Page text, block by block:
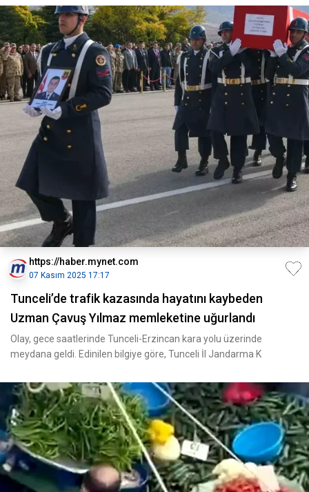
https://haber.mynet.com
07 Kasım 2025 17:17
Tunceli’de trafik kazasında hayatını kaybeden
Uzman Çavuş Yılmaz memleketine uğurlandı
Olay, gece saatlerinde Tunceli-Erzincan kara yolu üzerinde
meydana geldi. Edinilen bilgiye göre, Tunceli İl Jandarma K